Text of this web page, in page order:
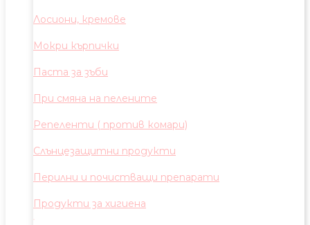
Лосиони, кремове
Мокри кърпички
Паста за зъби
При смяна на пелените
Репеленти ( против комари)
Слънцезащитни продукти
Перилни и почистващи препарати
Продукти за хигиена